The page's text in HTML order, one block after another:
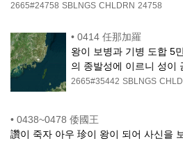
2665#24758 SBLNGS CHLDRN 24758
• 0414 任那加羅
왕이 보병과 기병 도합 5
의 종발성에 이르니 성이
2665#35442 SBLNGS
• 0438~0478 倭國王
讚이 죽자 아우 珍이 왕이 되어 사신을